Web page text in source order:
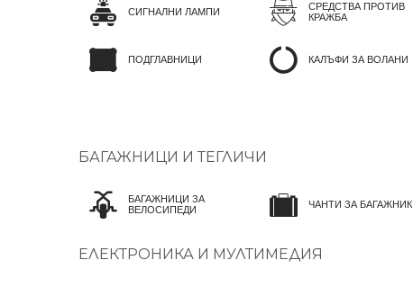
СИГНАЛНИ ЛАМПИ
ПОДГЛАВНИЦИ
СРЕДСТВА ПРОТИВ
КРАЖБА
КАЛЪФИ ЗА ВОЛАНИ
БАГАЖНИЦИ И ТЕГЛИЧИ
БАГАЖНИЦИ ЗА
ВЕЛОСИПЕДИ
ЧАНТИ ЗА БАГАЖНИК
ЕЛЕКТРОНИКА И МУЛТИМЕДИЯ